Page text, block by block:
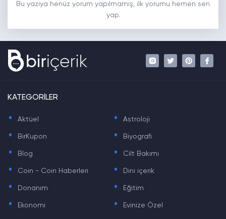
Bu yazıya henüz yorum yapılmamış, ilk yorumu hemen sen
yap.
KATEGORİLER
. Aktüel . Astroloji
. BirKupon . Biyografi
. Blog . Cilt Bakımı
. Coin - Coin Haberleri . Dini içerik
. Donanım . Eğitim
. Ekonomi . Evinize Özel